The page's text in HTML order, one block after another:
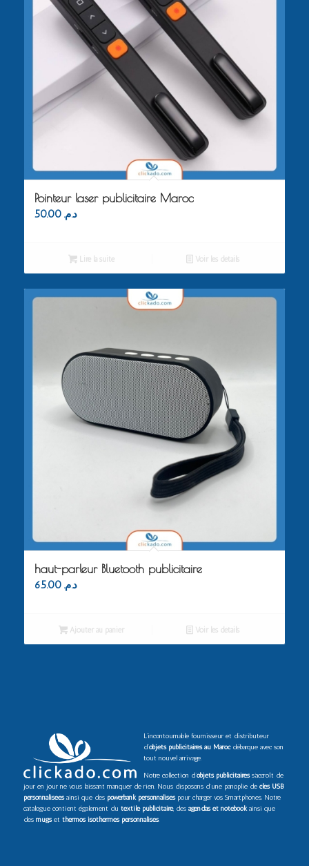
Pointeur laser publicitaire Maroc
د.م. 50.00
Lire la suite Voir les détails
haut-parleur Bluetooth publicitaire
د.م. 65.00
Ajouter au panier Voir les détails
L’incontournable fournisseur et distributeur
d’objets publicitaires au Marocdébarque avec son
tout nouvel arrivage.
Notre collection d’objets publicitairess’accroît de
jour en jour ne vous laissant manquer de rien. Nous disposons d’une panoplie de clés USB
personnaliséesainsi que des powerbank personnaliséspour charger vos Smartphones. Notre
catalogue contient également du textile publicitaire, des agendas et notebookainsi que
des mugset thermos isothermes personnalisés.